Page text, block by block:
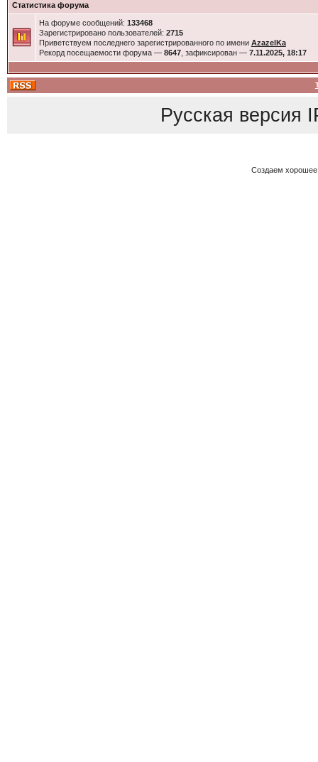
Статистика форума
На форуме сообщений: 133468
Зарегистрировано пользователей: 2715
Приветствуем последнего зарегистрированного по имени AzazelKa
Рекорд посещаемости форума — 8647, зафиксирован — 7.11.2025, 18:17
Русская версия
Создаем